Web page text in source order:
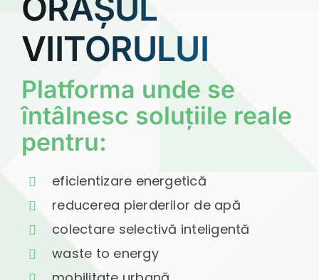
ORAȘUL
VIITORULUI
Platforma unde se
întâlnesc soluțiile reale
pentru:
eficientizare energetică
reducerea pierderilor de apă
colectare selectivă inteligentă
waste to energy